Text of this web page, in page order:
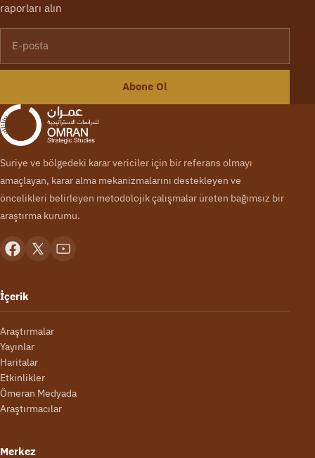
raporları alın
Abone Ol
Suriye ve bölgedeki karar vericiler için bir referans olmayı
amaçlayan, karar alma mekanizmalarını destekleyen ve
öncelikleri belirleyen metodolojik çalışmalar üreten bağımsız bir
araştırma kurumu.
İçerik
Araştırmalar
Yayınlar
Haritalar
Etkinlikler
Ömeran Medyada
Araştırmacılar
Merkez